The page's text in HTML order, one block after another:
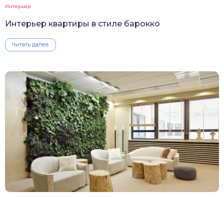
Интерьер
Интерьер квартиры в стиле барокко
Читать далее